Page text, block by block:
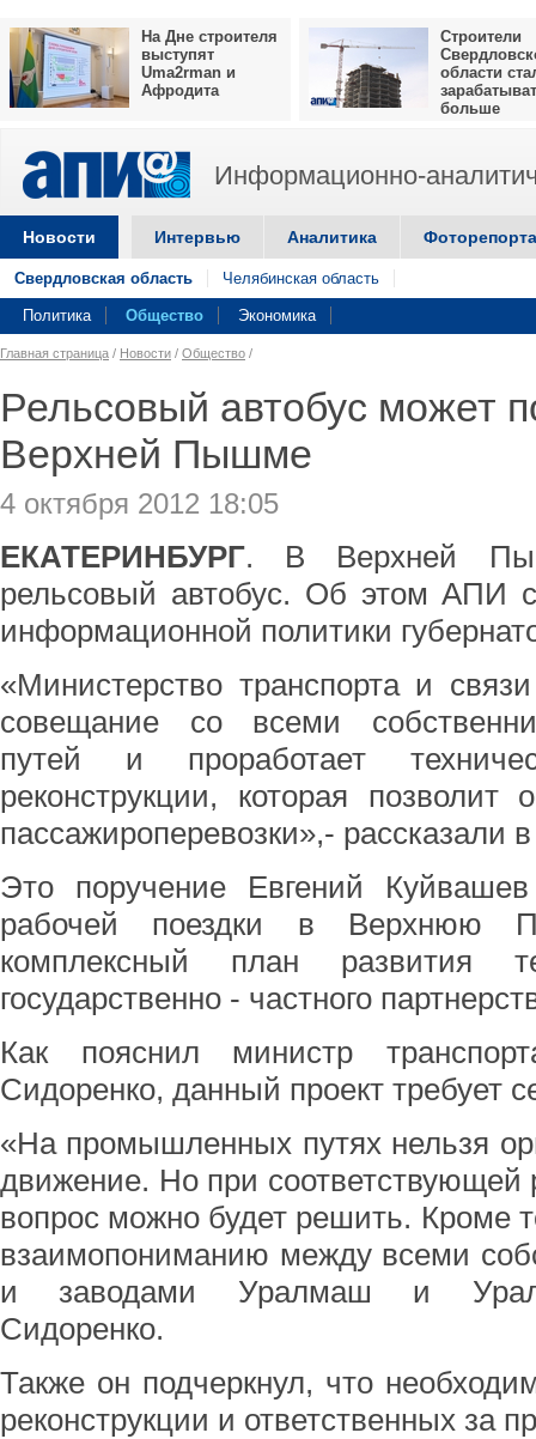
На Дне строителя
выступят
Uma2rman и
Афродита
Строители
области
больше
Информационно-
Новости Интервью Аналитика
Свердловская область Челябинская область
Политика Общество Экономика
Главная страница / Новости / Общество /
Рельсовый автобус может
Верхней Пышме
4 октября 2012 18:05
ЕКАТЕРИНБУРГ. В Верхней
рельсовый автобус. Об этом АПИ
информационной политики
«Министерство транспорта и
совещание со всеми
путей и проработает
реконструкции, которая позволит
пассажироперевозки»,- рассказали
Это поручение Евгений
рабочей поездки в Верхнюю
комплексный план развития
государственно - частного
Как пояснил министр
Сидоренко, данный проект требует
«На промышленных путях нельзя
движение. Но при соответствующей
вопрос можно будет решить. Кроме
взаимопониманию между всеми
и заводами Уралмаш и
Сидоренко.
Также он подчеркнул, что
реконструкции и ответственных за